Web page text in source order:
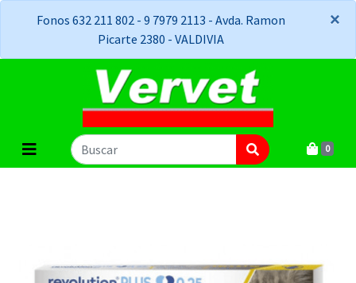
Fonos 632 211 802 - 9 7979 2113 - Avda. Ramon
Picarte 2380 - VALDIVIA
×
×
0